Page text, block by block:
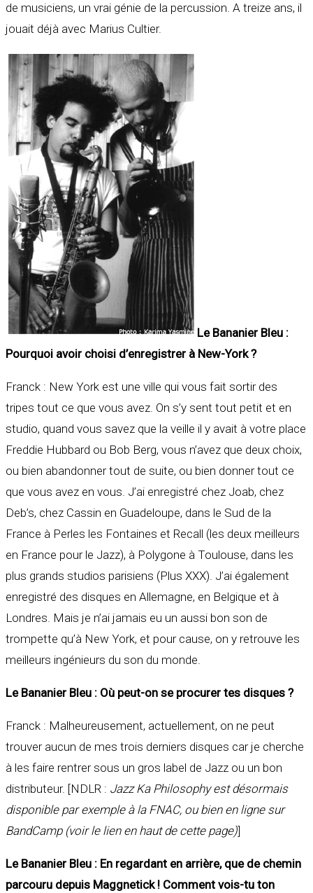
de musiciens, un vrai génie de la percussion. A treize ans, il
jouait déjà avec Marius Cultier.
Le Bananier Bleu :
Pourquoi avoir choisi d’enregistrer à New-York ?
Franck : New York est une ville qui vous fait sortir des
tripes tout ce que vous avez. On s’y sent tout petit et en
studio, quand vous savez que la veille il y avait à votre place
Freddie Hubbard ou Bob Berg, vous n’avez que deux choix,
ou bien abandonner tout de suite, ou bien donner tout ce
que vous avez en vous. J’ai enregistré chez Joab, chez
Deb’s, chez Cassin en Guadeloupe, dans le Sud de la
France à Perles les Fontaines et Recall (les deux meilleurs
en France pour le Jazz), à Polygone à Toulouse, dans les
plus grands studios parisiens (Plus XXX). J’ai également
enregistré des disques en Allemagne, en Belgique et à
Londres. Mais je n’ai jamais eu un aussi bon son de
trompette qu’à New York, et pour cause, on y retrouve les
meilleurs ingénieurs du son du monde.
Le Bananier Bleu : Où peut-on se procurer tes disques ?
Franck : Malheureusement, actuellement, on ne peut
trouver aucun de mes trois derniers disques car je cherche
à les faire rentrer sous un gros label de Jazz ou un bon
distributeur. [NDLR : Jazz Ka Philosophy est désormais
disponible par exemple à la FNAC, ou bien en ligne sur
BandCamp (voir le lien en haut de cette page)]
Le Bananier Bleu : En regardant en arrière, que de chemin
parcouru depuis Maggnetick ! Comment vois-tu ton